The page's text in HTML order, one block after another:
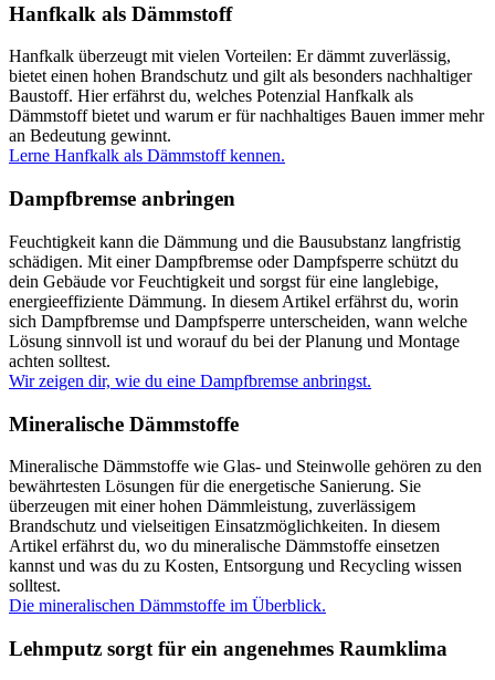
Hanfkalk als Dämmstoff
Hanfkalk überzeugt mit vielen Vorteilen: Er dämmt zuverlässig,
bietet einen hohen Brandschutz und gilt als besonders nachhaltiger
Baustoff. Hier erfährst du, welches Potenzial Hanfkalk als
Dämmstoff bietet und warum er für nachhaltiges Bauen immer mehr
an Bedeutung gewinnt.
Lerne Hanfkalk als Dämmstoff kennen.
Dampfbremse anbringen
Feuchtigkeit kann die Dämmung und die Bausubstanz langfristig
schädigen. Mit einer Dampfbremse oder Dampfsperre schützt du
dein Gebäude vor Feuchtigkeit und sorgst für eine langlebige,
energieeffiziente Dämmung. In diesem Artikel erfährst du, worin
sich Dampfbremse und Dampfsperre unterscheiden, wann welche
Lösung sinnvoll ist und worauf du bei der Planung und Montage
achten solltest.
Wir zeigen dir, wie du eine Dampfbremse anbringst.
Mineralische Dämmstoffe
Mineralische Dämmstoffe wie Glas- und Steinwolle gehören zu den
bewährtesten Lösungen für die energetische Sanierung. Sie
überzeugen mit einer hohen Dämmleistung, zuverlässigem
Brandschutz und vielseitigen Einsatzmöglichkeiten. In diesem
Artikel erfährst du, wo du mineralische Dämmstoffe einsetzen
kannst und was du zu Kosten, Entsorgung und Recycling wissen
solltest.
Die mineralischen Dämmstoffe im Überblick.
Lehmputz sorgt für ein angenehmes Raumklima